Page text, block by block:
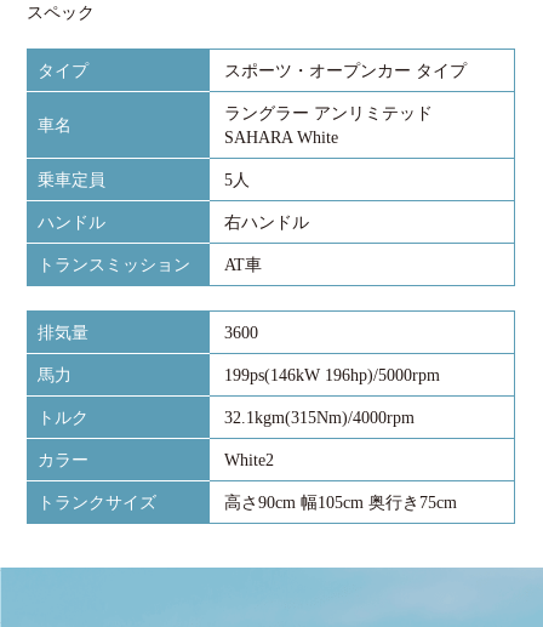
スペック
タイプ スポーツ・オープンカー タイプ
車名
ラングラー アンリミテッド
SAHARA White
乗車定員 5人
ハンドル 右ハンドル
トランスミッション AT車
排気量 3600
馬力 199ps(146kW 196hp)/5000rpm
トルク 32.1kgm(315Nm)/4000rpm
カラー White2
トランクサイズ 高さ90cm 幅105cm 奥行き75cm